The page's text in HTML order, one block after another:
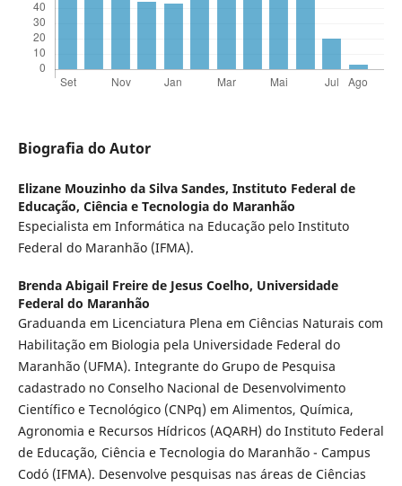
Biografia do Autor
Elizane Mouzinho da Silva Sandes, Instituto Federal de
Educação, Ciência e Tecnologia do Maranhão
Especialista em Informática na Educação pelo Instituto
Federal do Maranhão (IFMA).
Brenda Abigail Freire de Jesus Coelho, Universidade
Federal do Maranhão
Graduanda em Licenciatura Plena em Ciências Naturais com
Habilitação em Biologia pela Universidade Federal do
Maranhão (UFMA). Integrante do Grupo de Pesquisa
cadastrado no Conselho Nacional de Desenvolvimento
Científico e Tecnológico (CNPq) em Alimentos, Química,
Agronomia e Recursos Hídricos (AQARH) do Instituto Federal
de Educação, Ciência e Tecnologia do Maranhão - Campus
Codó (IFMA). Desenvolve pesquisas nas áreas de Ciências